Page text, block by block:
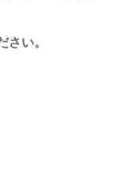
い。